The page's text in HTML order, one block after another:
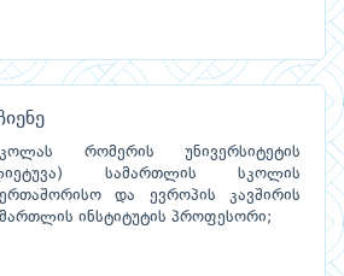
რომერის უნივერსიტეტის
სამართლის სკოლის
და ევროპის კავშირის
ინსტიტუტის პროფესორი;